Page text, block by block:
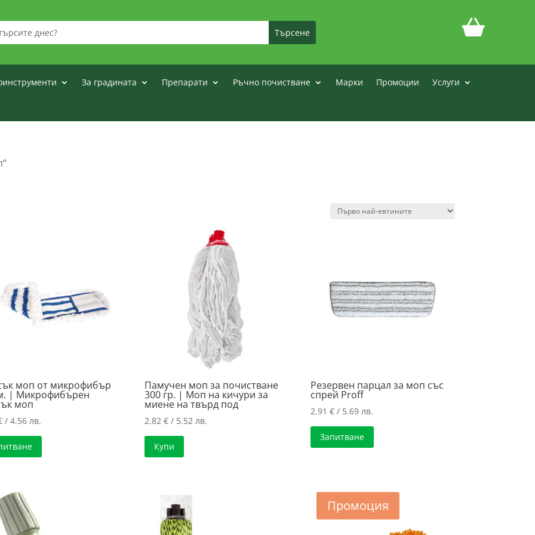
За градината Препарати Ръчно почистване Марки Промоции
Услуги
моп от микрофибър
| Микрофибърен
моп
/ 4.56 лв.
Памучен моп за почистване
300 гр. | Моп на кичури за
миене на твърд под
2.82€ / 5.52 лв.
Купи
Резервен парцал за моп със
спрей Proff
2.91€ / 5.69 лв.
Запитване
Промоция